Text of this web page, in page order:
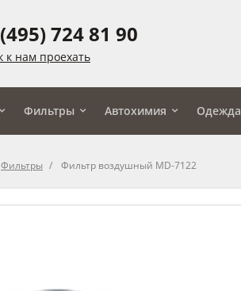
724 81 90
к нам проехать
Фильтры Автохимия Одежда
Фильтры Фильтр воздушный MD-7122